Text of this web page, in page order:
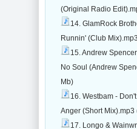
(Original Radio
14. GlamRock
Runnin' (Club
15. Andrew
No Soul (Andrew
Mb)
16. Westbam -
Anger (Short Mix).mp3
17. Longo &